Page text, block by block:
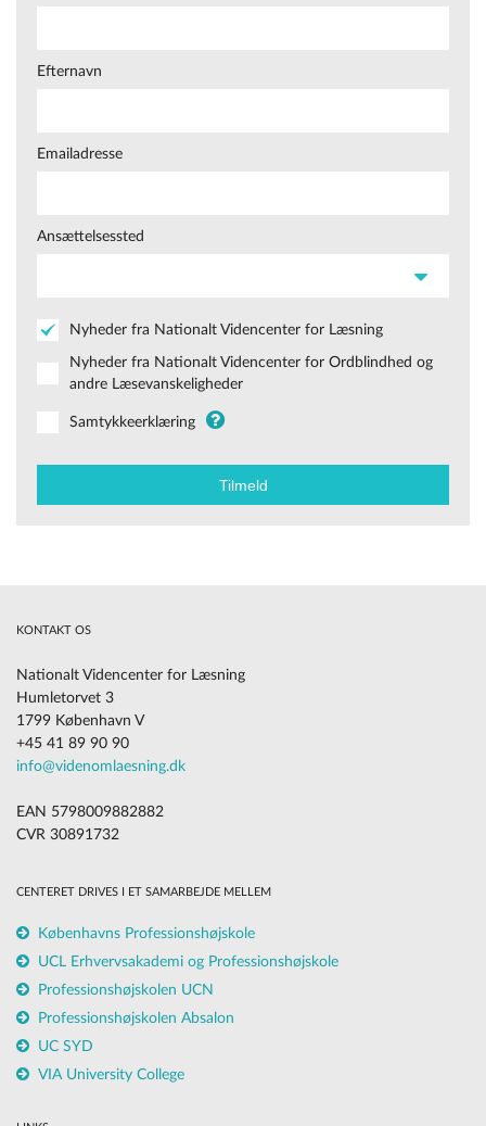
Efternavn
Emailadresse
Ansættelsessted
Nyheder fra Nationalt Videncenter for Læsning
Nyheder fra Nationalt Videncenter for Ordblindhed og
andre Læsevanskeligheder
Samtykkeerklæring
KONTAKT OS
Nationalt Videncenter for Læsning
Humletorvet 3
1799 København V
+45 41 89 90 90
info@videnomlaesning.dk
EAN 5798009882882
CVR 30891732
CENTERET DRIVES I ET SAMARBEJDE MELLEM
Københavns Professionshøjskole
UCL Erhvervsakademi og Professionshøjskole
Professionshøjskolen UCN
Professionshøjskolen Absalon
UC SYD
VIA University College